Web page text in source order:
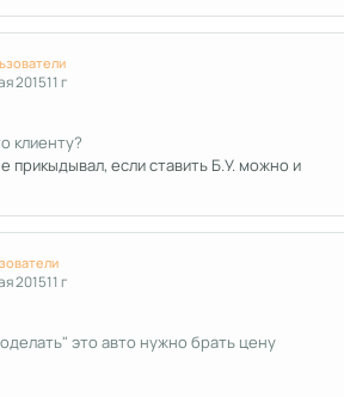
201511 г
клиенту?
прикыдывал, если ставить Б.У. можно и
201511 г
это авто нужно брать цену